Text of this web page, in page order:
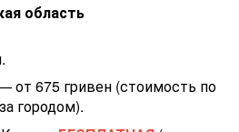
область
от 675 гривен (стоимость по
городом).